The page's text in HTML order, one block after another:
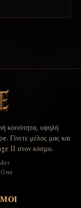
κοινότητα, υψηλή
Γίνετε μέλος μας και
II στον κόσμο.